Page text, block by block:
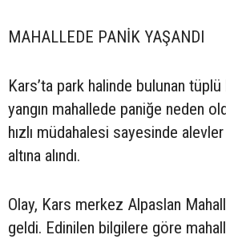
MAHALLEDE PANİK YAŞANDI
Kars’ta park halinde bulunan tüplü
yangın mahallede paniğe neden
hızlı müdahalesi sayesinde
altına alındı.
Olay, Kars merkez Alpaslan
geldi. Edinilen bilgilere göre